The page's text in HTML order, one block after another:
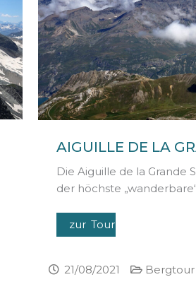
AIGUILLE DE LA
Die Aiguille de la Grande
der höchste
zur Tour
21/08/2021 Bergtour